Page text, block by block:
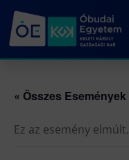
« Összes Események
Ez az esemény elmúlt.